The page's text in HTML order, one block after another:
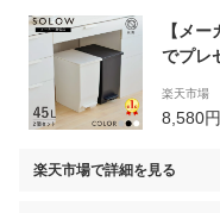
【メ
でプレ
ド 棚
キッ
楽天市場
8,580円
楽天市場で詳細を見る